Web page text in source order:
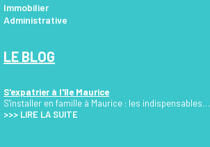
Immobilier
Administrative
LE BLOG
S'expatrier à l'île Maurice
S'installer en famille à Maurice : les indispensables…
>>> LIRE LA SUITE